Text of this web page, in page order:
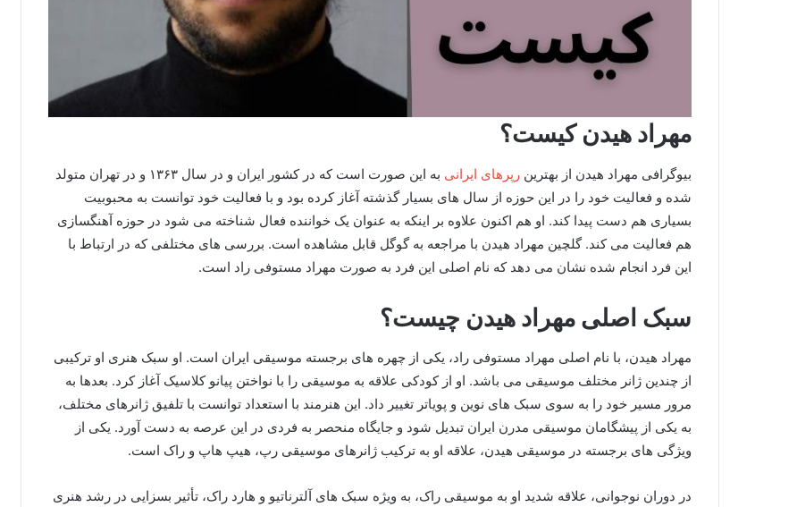
مهراد هیدن کیست؟
بیوگرافی مهراد هیدن از بهترین رپرهای ایرانی
به این صورت است که در کشور ایران و در سال ۱۳۶۳ و در تهران متولد
شده و فعالیت خود را در این حوزه از سال‌ های بسیار گذشته آغاز کرده بود و با فعالیت خود توانست به محبوبیت
بسیاری هم دست پیدا کند. او هم اکنون علاوه بر اینکه به عنوان یک خواننده فعال شناخته می‌ شود در حوزه آهنگسازی
هم فعالیت می کند. گلچین مهراد هیدن با مراجعه به گوگل قابل مشاهده است. بررسی های مختلفی که در ارتباط با
این فرد انجام شده نشان می‌ دهد که نام اصلی این فرد به صورت مهراد مستوفی راد است.
سبک اصلی مهراد هیدن چیست؟
مهراد هیدن، با نام اصلی مهراد مستوفی‌ راد، یکی از چهره‌ های برجسته موسیقی ایران است. او سبک هنری او ترکیبی
از چندین ژانر مختلف موسیقی می‌ باشد. او از کودکی علاقه به موسیقی را با نواختن پیانو کلاسیک آغاز کرد. بعدها به
مرور مسیر خود را به سوی سبک‌ های نوین و پویاتر تغییر داد. این هنرمند با استعداد توانست با تلفیق ژانرهای مختلف،
به یکی از پیشگامان موسیقی مدرن ایران تبدیل شود و جایگاه منحصر به‌ فردی در این عرصه به دست آورد. یکی از
ویژگی‌ های برجسته در موسیقی هیدن، علاقه او به ترکیب ژانرهای موسیقی رپ، هیپ‌ هاپ و راک است.
در دوران نوجوانی، علاقه شدید او به موسیقی راک، به‌ ویژه سبک‌ های آلترناتیو و هارد راک، تأثیر بسزایی در رشد هنری‌